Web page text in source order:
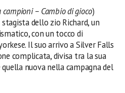
campioni – Cambio di gioco)
dello zio Richard, un
con un tocco di
Il suo arrivo a Silver Falls
complicata, divisa tra la sua
nuova nella campagna del